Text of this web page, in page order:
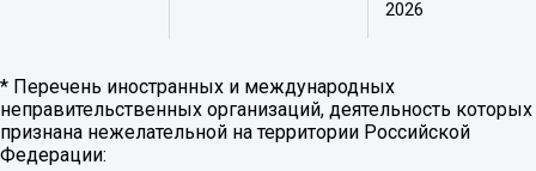
2026
* Перечень иностранных и международных
неправительственных организаций, деятельность которых
признана нежелательной на территории Российской
Федерации: